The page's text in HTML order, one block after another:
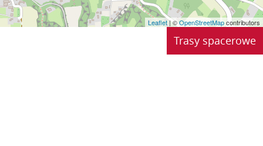
Leaflet| ©OpenStreetMapcontributors
Trasy spacerowe